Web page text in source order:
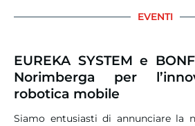
EVENTI
EUREKA SYSTEM e
Norimberga per
robotica mobile
Siamo entusiasti di annunciare la